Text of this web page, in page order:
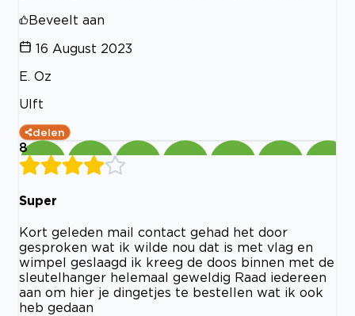
Beveelt aan
16 August 2023
E. Oz
Ulft
delen
8
Super
Kort geleden mail contact gehad het door
gesproken wat ik wilde nou dat is met vlag en
wimpel geslaagd ik kreeg de doos binnen met de
sleutelhanger helemaal geweldig Raad iedereen
aan om hier je dingetjes te bestellen wat ik ook
heb gedaan